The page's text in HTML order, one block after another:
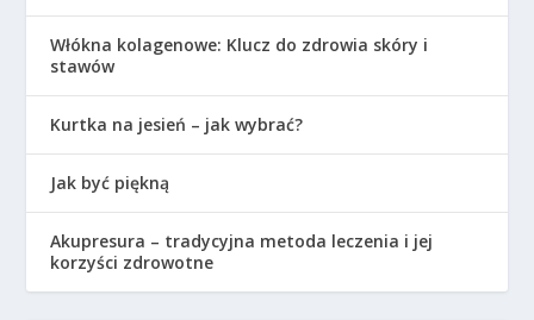
Włókna kolagenowe: Klucz do zdrowia skóry i
stawów
Kurtka na jesień – jak wybrać?
Jak być piękną
Akupresura – tradycyjna metoda leczenia i jej
korzyści zdrowotne